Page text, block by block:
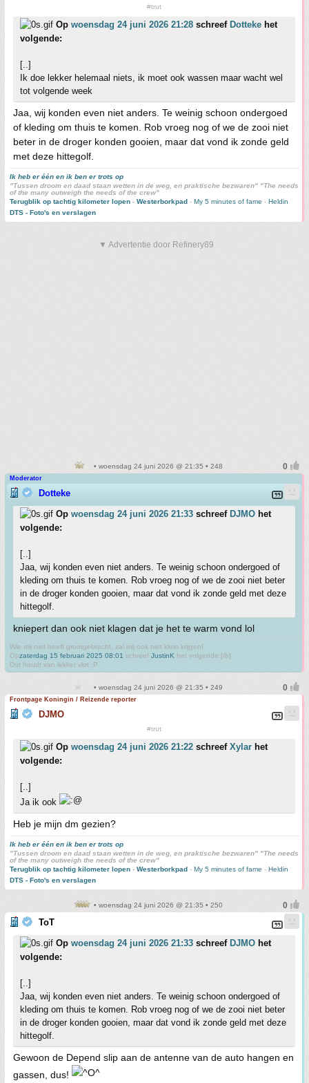
#trut
Op woensdag 24 juni 2026 21:28 schreef Dotteke het
volgende:
[..]
Ik doe lekker helemaal niets, ik moet ook wassen maar wacht wel
tot volgende week
Jaa, wij konden even niet anders. Te weinig schoon ondergoed
of kleding om thuis te komen. Rob vroeg nog of we de zooi niet
beter in de droger konden gooien, maar dat vond ik zonde geld
met deze hittegolf.
Ik heb er één en ik ben er trots op
"Tussen droom en daad staan wetten in de weg, en praktische bezwaren" "The needs
of the many outweigh the needs of the crew"
Terugblik op tachtig kilometer lopen - Westerborkpad - My 5 minutes of fame - Heldin
DTS - Foto's en verslagen
▼ Advertentie door Refinery89
• woensdag 24 juni 2026 @ 21:35 • 248
Moderator
Dotteke
Op woensdag 24 juni 2026 21:33 schreef DJMO het
volgende:
[..]
Jaa, wij konden even niet anders. Te weinig schoon ondergoed of
kleding om thuis te komen. Rob vroeg nog of we de zooi niet beter
in de droger konden gooien, maar dat vond ik zonde geld met deze
hittegolf.
kniepert dan ook niet klagen dat je het te warm vond lol
Wie mij niet heeft grootgebracht, zal mij ook niet klein krijgen!
Opzaterdag 15 februari 2025 08:01 schreef JustinK het volgende:[/b]
Dot houdt van lekker vlot :P
• woensdag 24 juni 2026 @ 21:35 • 249
Frontpage Koningin / Reizende reporter
DJMO
#trut
Op woensdag 24 juni 2026 21:22 schreef Xylar het
volgende:
[..]
Ja ik ook
Heb je mijn dm gezien?
Ik heb er één en ik ben er trots op
"Tussen droom en daad staan wetten in de weg, en praktische bezwaren" "The needs
of the many outweigh the needs of the crew"
Terugblik op tachtig kilometer lopen - Westerborkpad - My 5 minutes of fame - Heldin
DTS - Foto's en verslagen
• woensdag 24 juni 2026 @ 21:35 • 250
ToT
Op woensdag 24 juni 2026 21:33 schreef DJMO het
volgende:
[..]
Jaa, wij konden even niet anders. Te weinig schoon ondergoed of
kleding om thuis te komen. Rob vroeg nog of we de zooi niet beter
in de droger konden gooien, maar dat vond ik zonde geld met deze
hittegolf.
Gewoon de Depend slip aan de antenne van de auto hangen en
gassen, dus!